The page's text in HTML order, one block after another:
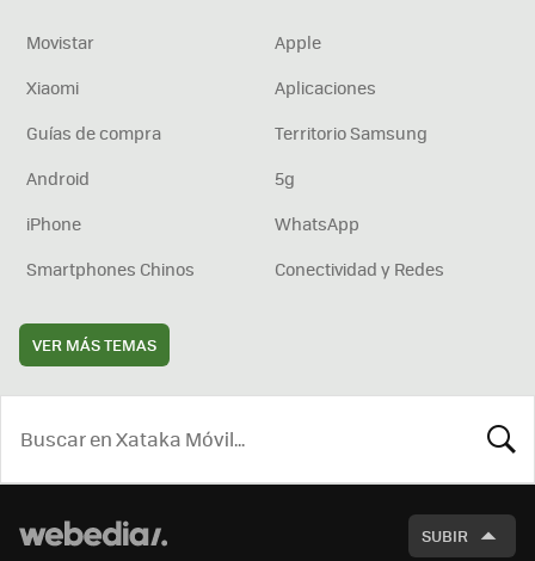
Movistar
Apple
Xiaomi
Aplicaciones
Guías de compra
Territorio Samsung
Android
5g
iPhone
WhatsApp
Smartphones Chinos
Conectividad y Redes
VER MÁS TEMAS
SUBIR